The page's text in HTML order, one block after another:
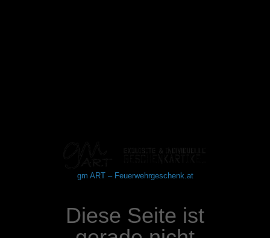
gm ART – Feuerwehrgeschenk.at
Diese Seite ist